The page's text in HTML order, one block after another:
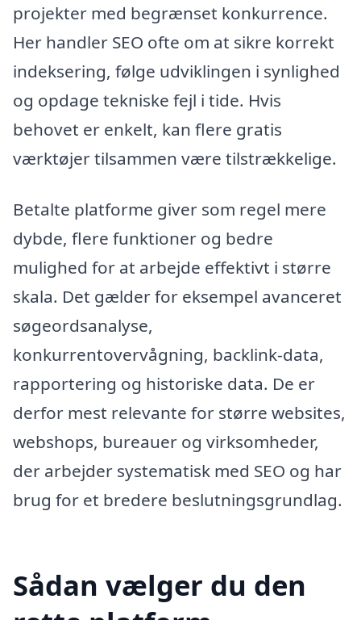
projekter med begrænset konkurrence.
Her handler SEO ofte om at sikre korrekt
indeksering, følge udviklingen i synlighed
og opdage tekniske fejl i tide. Hvis
behovet er enkelt, kan flere gratis
værktøjer tilsammen være tilstrækkelige.
Betalte platforme giver som regel mere
dybde, flere funktioner og bedre
mulighed for at arbejde effektivt i større
skala. Det gælder for eksempel avanceret
søgeordsanalyse,
konkurrentovervågning, backlink-data,
rapportering og historiske data. De er
derfor mest relevante for større websites,
webshops, bureauer og virksomheder,
der arbejder systematisk med SEO og har
brug for et bredere beslutningsgrundlag.
Sådan vælger du den